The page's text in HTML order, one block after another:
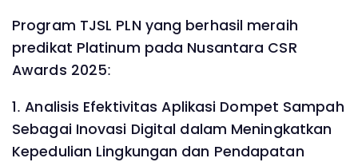
Program TJSL PLN yang berhasil meraih
predikat Platinum pada Nusantara CSR
Awards 2025:
1. Analisis Efektivitas Aplikasi Dompet Sampah
Sebagai Inovasi Digital dalam Meningkatkan
Kepedulian Lingkungan dan Pendapatan